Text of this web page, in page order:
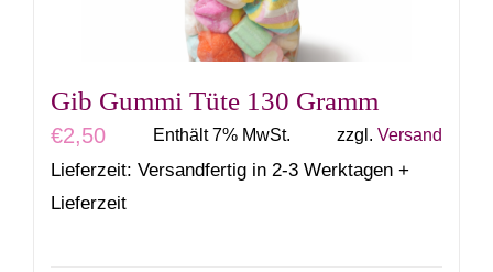
Gib Gummi Tüte 130 Gramm
€2,50 Enthält 7% MwSt. zzgl. Versand
Lieferzeit: Versandfertig in 2-3 Werktagen +
Lieferzeit